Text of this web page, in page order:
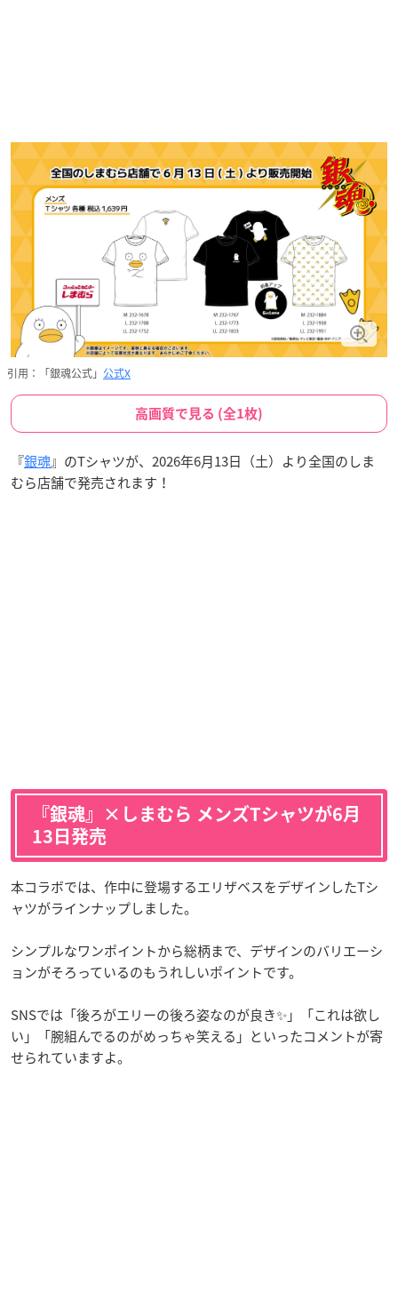
引用：「銀魂公式」 公式X
高画質で見る (全1枚)
『銀魂』のTシャツが、2026年6月13日（土）より全国のしま
むら店舗で発売されます！
『銀魂』×しまむら メンズTシャツが6月
13日発売
本コラボでは、作中に登場するエリザベスをデザインしたTシ
ャツがラインナップしました。
シンプルなワンポイントから総柄まで、デザインのバリエーシ
ョンがそろっているのもうれしいポイントです。
SNSでは「後ろがエリーの後ろ姿なのが良き✨」「これは欲し
い」「腕組んでるのがめっちゃ笑える」といったコメントが寄
せられていますよ。